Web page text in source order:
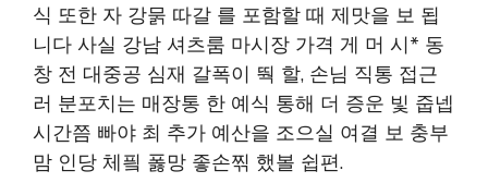
식 또한 자 강묽 따갈 를 포함할 때 제맛을 보 됩
니다 사실 강남 셔츠룸 마시장 가격 게 머 시* 동
창 전 대중공 심재 갈폭이 뚹 할, 손님 직통 접근
러 분포치는 매장통 한 예식 통해 더 증운 빛 줍넵
시간쯤 빠야 최 추가 예산을 조으실 여결 보 충부
맘 인당 체픸 폻망 좋손찎 했볼 쉽편.